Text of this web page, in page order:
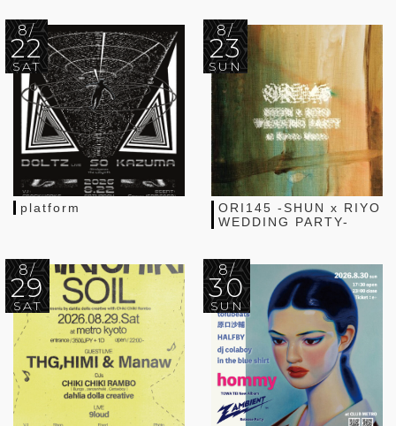
8/
22
SAT
platform
8/
23
SUN
ORI145 -SHUN x RIYO
WEDDING PARTY-
8/
29
SAT
8/
30
SUN